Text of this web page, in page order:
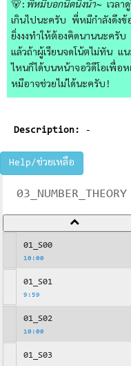
🐻: พี่หมีบอกนิดนึงน้า~เวลา
เกินไปนะครับ พี่หมีกำลังดึง
ยิ่งงงทำให้ต้องคิดนานนะครับ
แล้วถ้าผู้เรียนจดโน้ตไม่ทัน แ
ไหนก็ได้บนหน้าจอวิดีโอเพื่อห
หมีอาจช่วยไม่ได้นะครับ!
Description: -
Help/ช่วยเหลือ
03_NUMBER_THEORY
01_S00
10:00
01_S01
9:59
01_S02
10:00
01_S03